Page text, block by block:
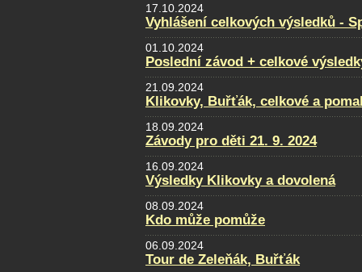
17.10.2024
Vyhlášení celkových výsledků -
01.10.2024
Poslední závod + celkové
21.09.2024
Klikovky, Buřťák, celkové a
18.09.2024
Závody pro děti 21. 9. 2024
16.09.2024
Výsledky Klikovky a dovolená
08.09.2024
Kdo může pomůže
06.09.2024
Tour de Zeleňák, Buřťák